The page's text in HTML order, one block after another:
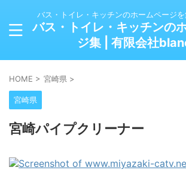
バス・トイレ・キッチンのホームページを
バス・トイレ・キッチンの
ジ集 | 有限会社
HOME > 宮崎県 >
宮崎県
宮崎パイプクリーナー